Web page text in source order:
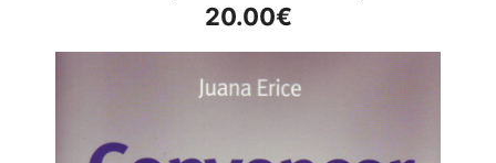
20.00€